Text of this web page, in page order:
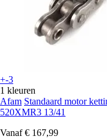
+-3
1 kleuren
Afam Standaard motor
520XMR3 13/41
Vanaf € 167,99